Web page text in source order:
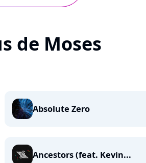
de Moses
Absolute Zero
Ancestors (feat. Kevin...